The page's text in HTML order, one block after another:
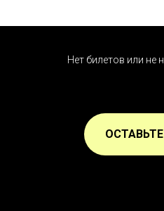
Нет билетов или не